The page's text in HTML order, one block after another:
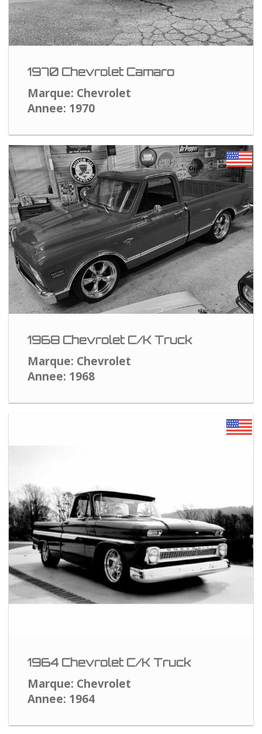
1970 Chevrolet Camaro
Marque: Chevrolet
Annee: 1970
1968 Chevrolet C/K Truck
Marque: Chevrolet
Annee: 1968
1964 Chevrolet C/K Truck
Marque: Chevrolet
Annee: 1964